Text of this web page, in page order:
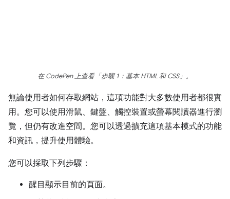
在 CodePen 上查看「步驟 1：基本 HTML 和 CSS」 。
無論使用者如何存取網站，這項功能對大多數使用者都很實
用。您可以使用滑鼠、鍵盤、觸控裝置或螢幕閱讀器進行瀏
覽，但仍有改進空間。您可以透過擴充這項基本模式的功能
和資訊，提升使用體驗。
您可以採取下列步驟：
醒目顯示目前的頁面。